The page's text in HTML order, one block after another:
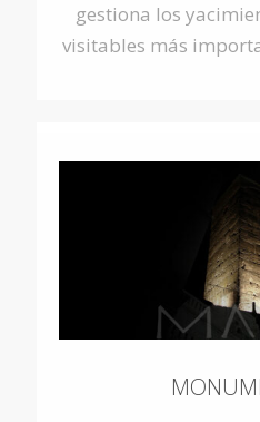
gestiona los
visitables más